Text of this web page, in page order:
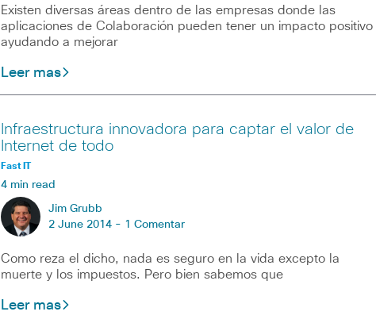
Existen diversas áreas dentro de las empresas donde las
aplicaciones de Colaboración pueden tener un impacto positivo
ayudando a mejorar
Leer mas
Infraestructura innovadora para captar el valor de
Internet de todo
Fast IT
4 min read
Jim Grubb
2 June 2014 - 1 Comentar
Como reza el dicho, nada es seguro en la vida excepto la
muerte y los impuestos. Pero bien sabemos que
Leer mas